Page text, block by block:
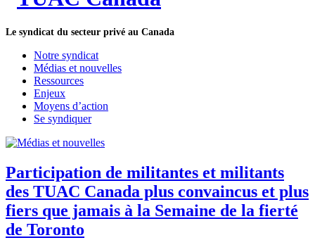
Le syndicat du secteur privé au Canada
Notre syndicat
Médias et nouvelles
Ressources
Enjeux
Moyens d’action
Se syndiquer
Participation de militantes et militants
des TUAC Canada plus convaincus et plus
fiers que jamais à la Semaine de la fierté
de Toronto